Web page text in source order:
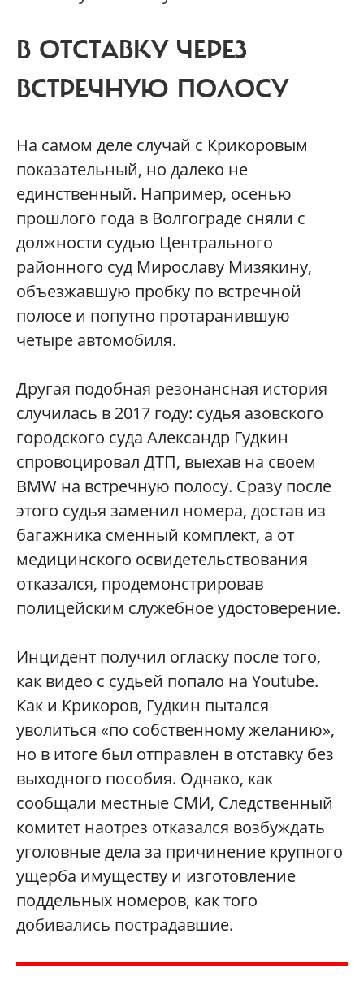
В ОТСТАВКУ ЧЕРЕЗ
ВСТРЕЧНУЮ ПОЛОСУ
На самом деле случай с Крикоровым
показательный, но далеко не
единственный. Например, осенью
прошлого года в Волгограде сняли с
должности судью Центрального
районного суд Мирославу Мизякину,
объезжавшую пробку по встречной
полосе и попутно протаранившую
четыре автомобиля.
Другая подобная резонансная история
случилась в 2017 году: судья азовского
городского суда Александр Гудкин
спровоцировал ДТП, выехав на своем
BMW на встречную полосу. Сразу после
этого судья заменил номера, достав из
багажника сменный комплект, а от
медицинского освидетельствования
отказался, продемонстрировав
полицейским служебное удостоверение.
Инцидент получил огласку после того,
как видео с судьей попало на Youtube.
Как и Крикоров, Гудкин пытался
уволиться «по собственному желанию»,
но в итоге был отправлен в отставку без
выходного пособия. Однако, как
сообщали местные СМИ, Следственный
комитет наотрез отказался возбуждать
уголовные дела за причинение крупного
ущерба имуществу и изготовление
поддельных номеров, как того
добивались пострадавшие.